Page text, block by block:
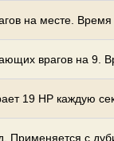
на месте. Время
врагов на 9.
19 HP каждую
Применяется с